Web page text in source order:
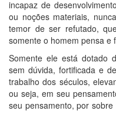
incapaz de
ou noções materiais,
temor de ser refutado,
somente o homem pensa e
Somente ele está dotado
sem dúvida, fortificada e
trabalho dos séculos,
ou seja, em seu
seu pensamento, por